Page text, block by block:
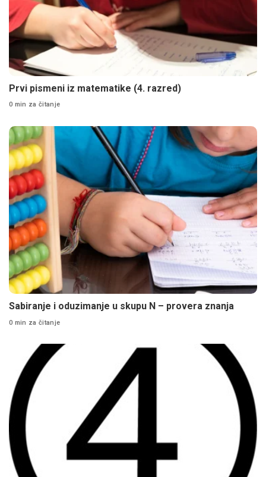
Prvi pismeni iz matematike (4. razred)
0 min za čitanje
Sabiranje i oduzimanje u skupu N – provera znanja
0 min za čitanje